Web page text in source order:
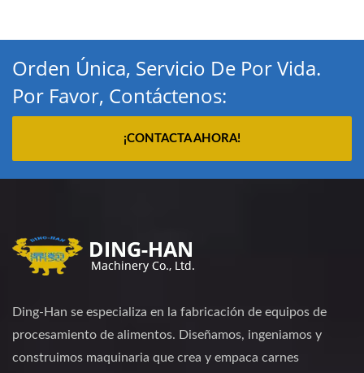
Orden Única, Servicio De Por Vida.
Por Favor, Contáctenos:
¡CONTACTA AHORA!
Ding-Han se especializa en la fabricación de equipos de
procesamiento de alimentos. Diseñamos, ingeniamos y
construimos maquinaria que crea y empaca carnes